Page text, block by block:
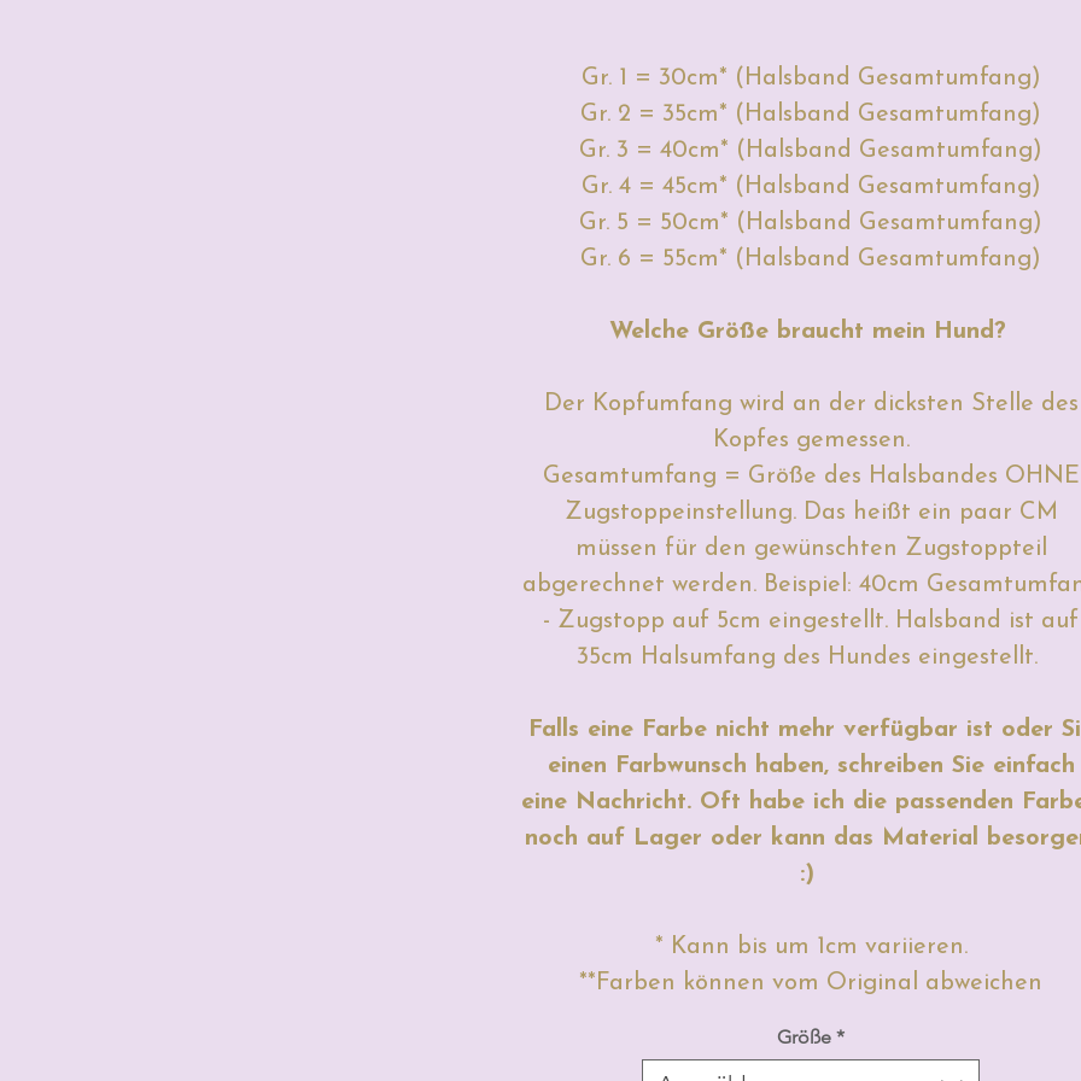
Gr. 1 = 30cm* (Halsband Gesamtumfang)
Gr. 2 = 35cm* (Halsband Gesamtumfang)
Gr. 3 = 40cm* (Halsband Gesamtumfang)
Gr. 4 = 45cm* (Halsband Gesamtumfang)
Gr. 5 = 50cm* (Halsband Gesamtumfang)
Gr. 6 = 55cm* (Halsband Gesamtumfang)
Welche Größe braucht mein Hund?
Der Kopfumfang wird an der dicksten Stelle des
Kopfes gemessen.
Gesamtumfang = Größe des Halsbandes OHNE
Zugstoppeinstellung. Das heißt ein paar CM
müssen für den gewünschten Zugstoppteil
abgerechnet werden. Beispiel: 40cm
- Zugstopp auf 5cm eingestellt. Halsband ist auf
35cm Halsumfang des Hundes eingestellt.
Falls eine Farbe nicht mehr verfügbar ist oder
einen Farbwunsch haben, schreiben Sie einfach
eine Nachricht. Oft habe ich die passenden
noch auf Lager oder kann das Material
:)
* Kann bis um 1cm variieren.
**Farben können vom Original abweichen
Größe *